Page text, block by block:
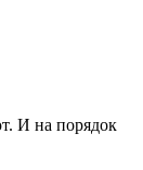
И на порядок